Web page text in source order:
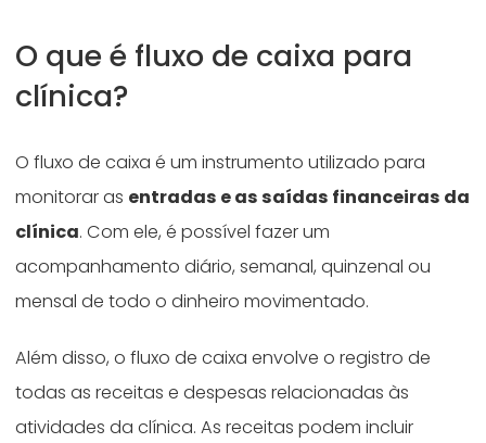
O que é fluxo de caixa para
clínica?
O fluxo de caixa é um instrumento utilizado para
monitorar as entradas e as saídas financeiras da
clínica. Com ele, é possível fazer um
acompanhamento diário, semanal, quinzenal ou
mensal de todo o dinheiro movimentado.
Além disso, o fluxo de caixa envolve o registro de
todas as receitas e despesas relacionadas às
atividades da clínica. As receitas podem incluir